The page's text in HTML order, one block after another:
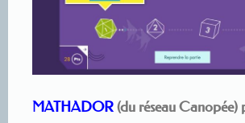
MATHADOR(du réseau Canopée)